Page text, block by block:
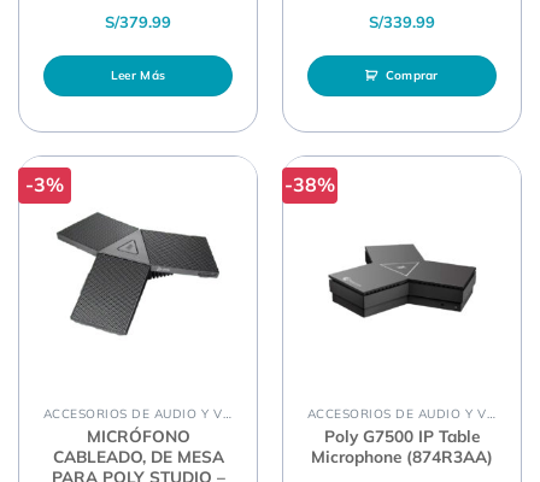
S/379.99
Leer Más
S/339.99
Comprar
-3%
ACCESORIOS DE AUDIO Y VIDEO
MICRÓFONO
CABLEADO, DE MESA
PARA POLY STUDIO –
-38%
ACCESORIOS DE AUDIO Y VIDEO
Poly G7500 IP Table
Microphone (874R3AA)